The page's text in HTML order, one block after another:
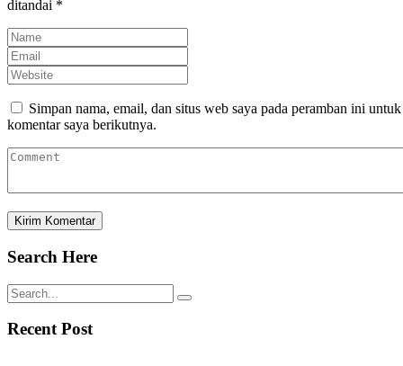
ditandai *
Simpan nama, email, dan situs web saya pada peramban ini untuk
komentar saya berikutnya.
Search Here
Recent Post